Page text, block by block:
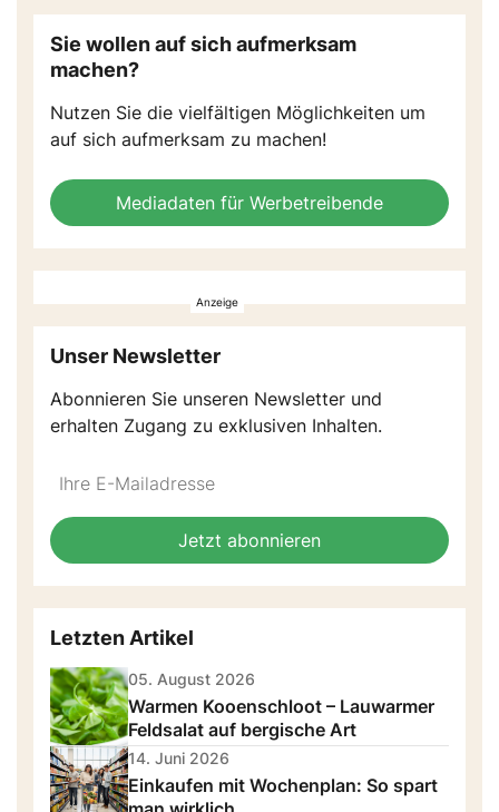
Sie wollen auf sich aufmerksam
machen?
Nutzen Sie die vielfältigen Möglichkeiten um
auf sich aufmerksam zu machen!
Mediadaten für Werbetreibende
Unser Newsletter
Abonnieren Sie unseren Newsletter und
erhalten Zugang zu exklusiven Inhalten.
Do
fill
this
*Ihre
Mailadresse:
Jetzt abonnieren
Letzten Artikel
05. August 2026
Warmen Kooenschloot – Lauwarmer
Feldsalat auf bergische Art
14. Juni 2026
Einkaufen mit Wochenplan: So spart